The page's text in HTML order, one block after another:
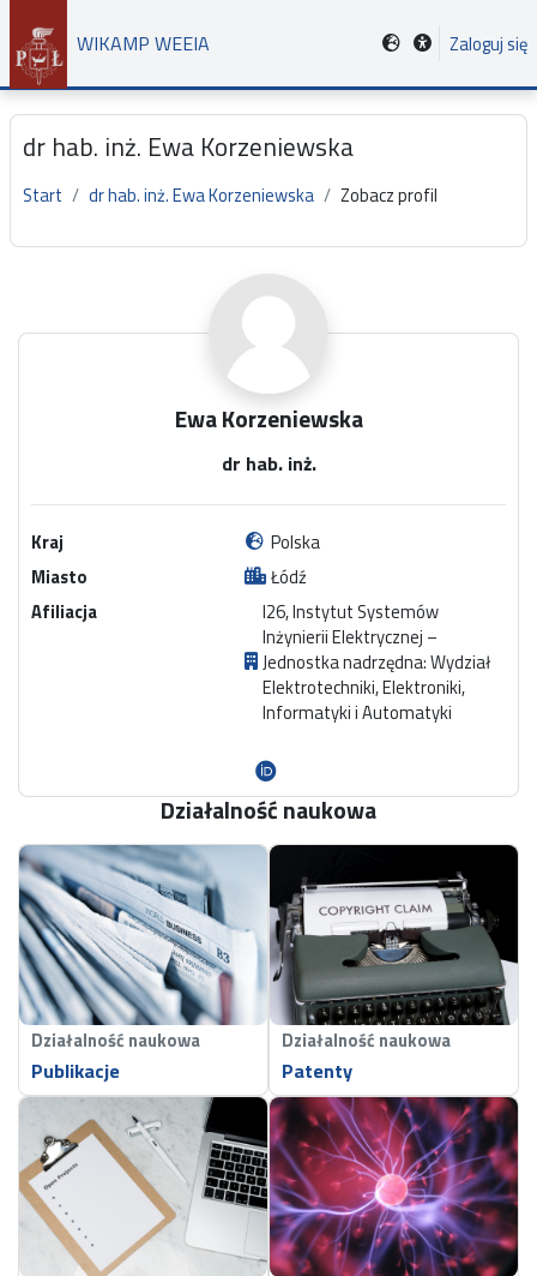
Przejdź do głównej zawartości
WIKAMP WEEIA Zaloguj się
dr hab. inż. Ewa Korzeniewska
Start dr hab. inż. Ewa Korzeniewska Zobacz profil
Ewa Korzeniewska
dr hab. inż.
Kraj
Polska
Miasto
Łódź
Afiliacja
I26, Instytut Systemów
Inżynierii Elektrycznej –
Jednostka nadrzędna: Wydział
Elektrotechniki, Elektroniki,
Informatyki i Automatyki
Działalność naukowa
Działalność naukowa
Publikacje
Działalność naukowa
Patenty